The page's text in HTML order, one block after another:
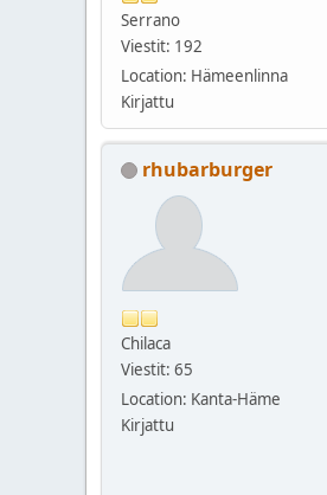
Serrano
Viestit: 192
Location: Hämeenlinna
Kirjattu
rhubarburger
Chilaca
Viestit: 65
Location: Kanta-Häme
Kirjattu